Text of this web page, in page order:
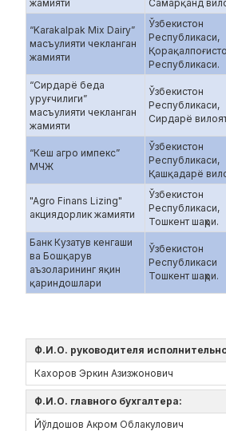
жамияти Самарқанд
“Karakalpak Mix Dairy”
масъулияти чекланган
жамияти
Ўзбекистон
Республикаси,
Республикаси.
“Сирдарё беда
уруғчилиги”
масъулияти чекланган
жамияти
Ўзбекистон
Республикаси,
Сирдарё
“Кеш агро импекс”
МЧЖ
Ўзбекистон
Республикаси,
Қашқадарё
"Agro Finans Lizing"
акциядорлик жамияти
Ўзбекистон
Республикаси,
Тошкент шаҳри.
Банк Кузатув кенгаши
ва Бошқарув
аъзоларининг яқин
қариндошлари
Ўзбекистон
Республикаси
Тошкент шаҳри.
Ф.И.О. руководителя
Кахоров Эркин Азизжонович
Ф.И.О. главного бухгалтера:
Йўлдошов Акром Облакулович